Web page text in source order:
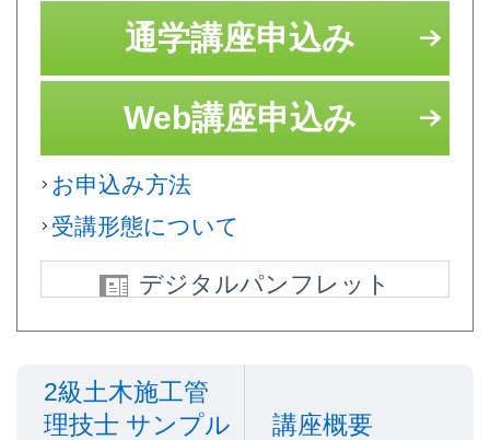
通学講座申込み
Web講座申込み
お申込み方法
受講形態について
デジタルパンフレット
2級土木施工管
理技士 サンプル
講座概要